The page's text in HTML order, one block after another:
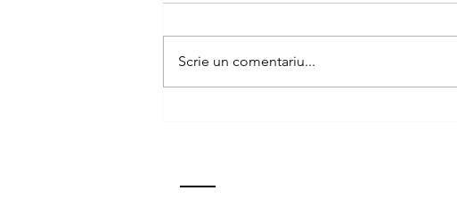
Scrie un comentariu...